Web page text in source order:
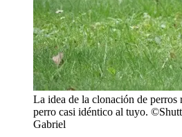
La idea de la clonación de perros
perro casi idéntico al tuyo.
Gabriel